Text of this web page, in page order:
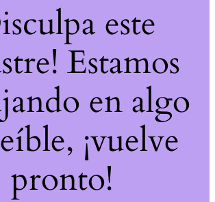
este
Estamos
en algo
¡vuelve
pronto!